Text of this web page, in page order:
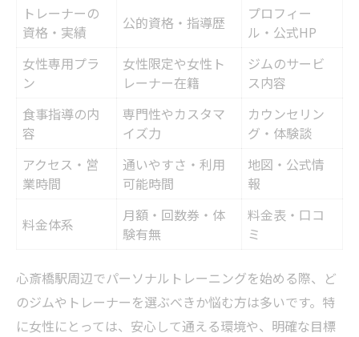
トレーナーの
資格・実績
公的資格・指導歴
プロフィー
ル・公式HP
女性専用プラ
ン
女性限定や女性ト
レーナー在籍
ジムのサービ
ス内容
食事指導の内
容
専門性やカスタマ
イズ力
カウンセリン
グ・体験談
アクセス・営
業時間
通いやすさ・利用
可能時間
地図・公式情
報
料金体系
月額・回数券・体
験有無
料金表・口コ
ミ
心斎橋駅周辺でパーソナルトレーニングを始める際、ど
のジムやトレーナーを選ぶべきか悩む方は多いです。特
に女性にとっては、安心して通える環境や、明確な目標